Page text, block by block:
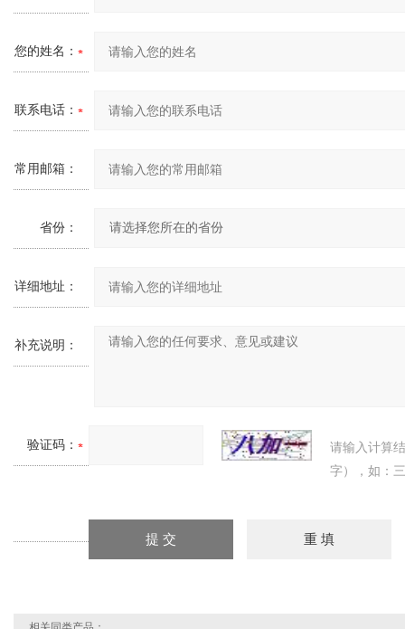
您的姓名：
联系电话：
常用邮箱：
省份：
详细地址：
补充说明：
验证码：
请输入计算
字），如：